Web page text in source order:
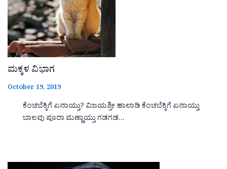
ಮಕ್ಕಳ ವಿಭಾಗ
October 19, 2019
ಕೆಂಚಬೆಕ್ಕಿಗೆ ಏನಾಯ್ತು? ವಿಜಯಶ್ರೀ ಹಾಲಾಡಿ ಕೆಂಚಬೆಕ್ಕಿಗೆ ಏನಾಯ್ತು
ಬಾಲವು ಪೂರಾ ಮಣ್ಣಾಯ್ತು ಗಡಗಡ…